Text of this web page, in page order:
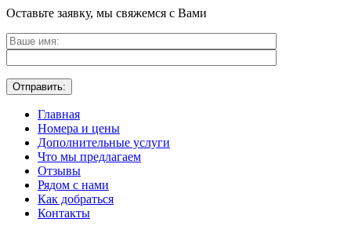
Оставьте заявку, мы свяжемся с Вами
Главная
Номера и цены
Дополнительные услуги
Что мы предлагаем
Отзывы
Рядом с нами
Как добраться
Контакты